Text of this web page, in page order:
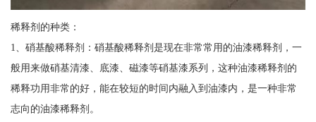
稀释剂的种类：
1、硝基酸稀释剂：硝基酸稀释剂是现在非常常用的油漆稀释剂，一
般用来做硝基清漆、底漆、磁漆等硝基漆系列，这种油漆稀释剂的
稀释功用非常的好，能在较短的时间内融入到油漆内，是一种非常
志向的油漆稀释剂。